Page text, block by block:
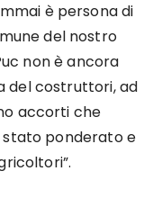
è persona di
del nostro
non è ancora
del costruttori, ad
accorti che
stato ponderato e